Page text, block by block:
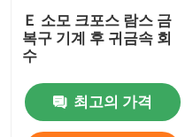
봉금 캐스팅 머신
고로를 녹이는 스테인레
Ｅ 소모 크포스 람스 금
복구 기계 후 귀금속 회
수
최고의 가격